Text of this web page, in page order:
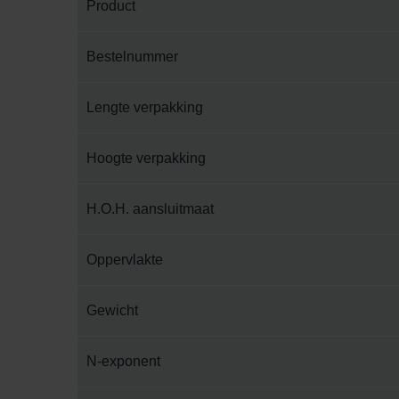
Product
Bestelnummer
Lengte verpakking
Hoogte verpakking
H.O.H. aansluitmaat
Oppervlakte
Gewicht
N-exponent